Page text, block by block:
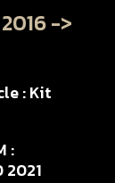
->
: Kit
:
2021